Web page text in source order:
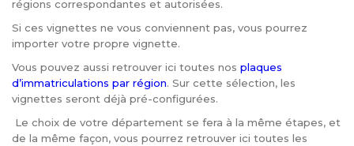
régions correspondantes et autorisées.
Si ces vignettes ne vous conviennent pas, vous pourrez
importer votre propre vignette.
Vous pouvez aussi retrouver ici toutes nos plaques
d’immatriculations par région. Sur cette sélection, les
vignettes seront déjà pré-configurées.
Le choix de votre département se fera à la même étapes, et
de la même façon, vous pourrez retrouver ici toutes les